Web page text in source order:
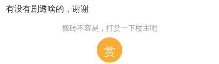
有没有剧透啥的，谢谢
搬砖不容易，打赏一下楼主吧
赏